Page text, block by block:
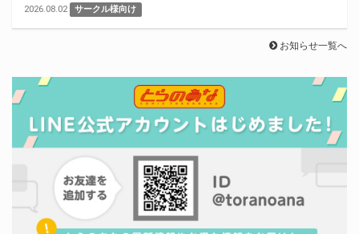
2026.08.02 サークル様向け
お知らせ一覧へ